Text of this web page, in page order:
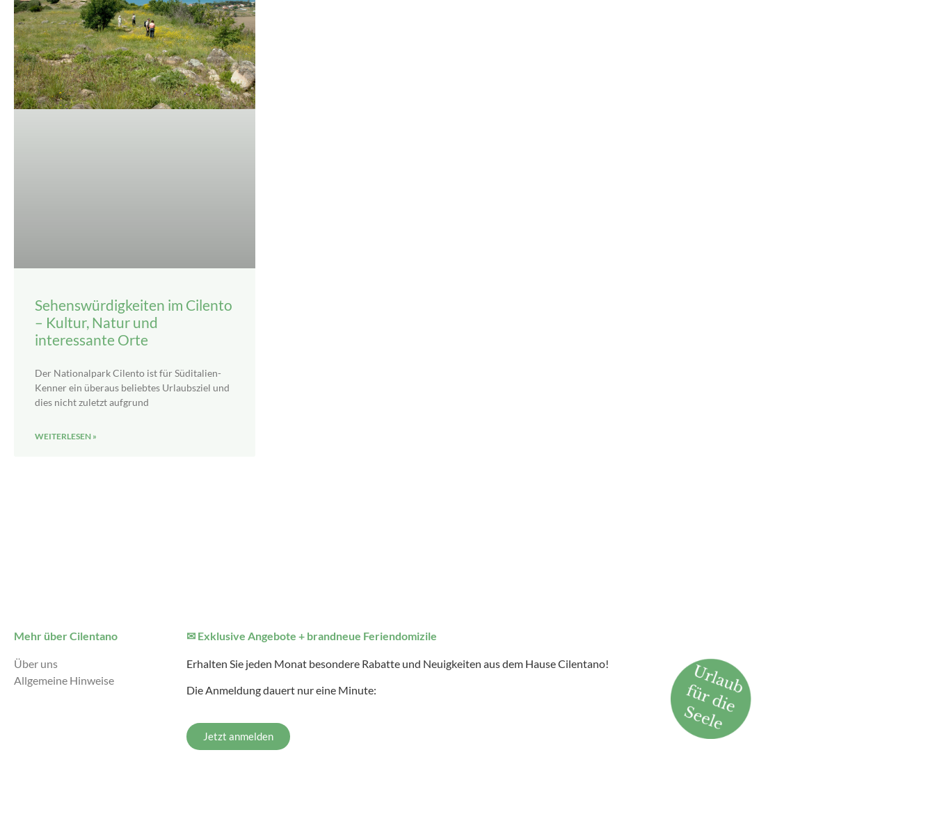
Sehenswürdigkeiten im Cilento
– Kultur, Natur und
interessante Orte
Der Nationalpark Cilento ist für Süditalien-
Kenner ein überaus beliebtes Urlaubsziel und
dies nicht zuletzt aufgrund
WEITERLESEN »
Mehr über Cilentano
Über uns
Allgemeine Hinweise
✉ Exklusive Angebote + brandneue Feriendomizile
Erhalten Sie jeden Monat besondere Rabatte und Neuigkeiten aus dem Hause Cilentano!
Die Anmeldung dauert nur eine Minute:
Jetzt anmelden